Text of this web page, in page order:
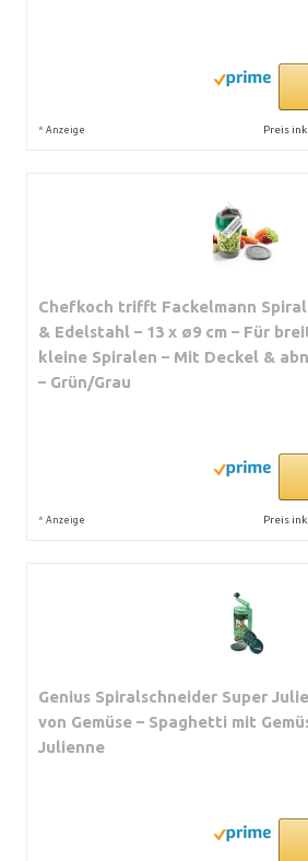
* Anzeige Preis
Chefkoch trifft Fackelmann
& Edelstahl – 13 x ø9 cm – Für
kleine Spiralen – Mit Deckel &
– Grün/Grau
* Anzeige Preis
Genius Spiralschneider Super
von Gemüse – Spaghetti mit
Julienne